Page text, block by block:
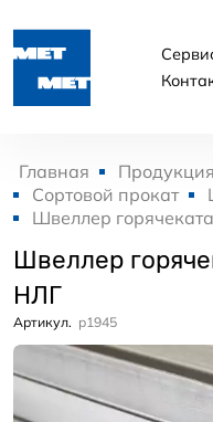
Главная Продукция
Сортовой прокат
Швеллер
Швеллер
НЛГ
Артикул. p1945